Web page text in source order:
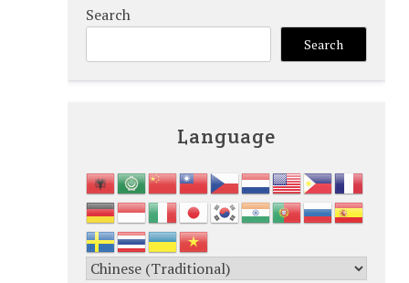
Search
Search
Language